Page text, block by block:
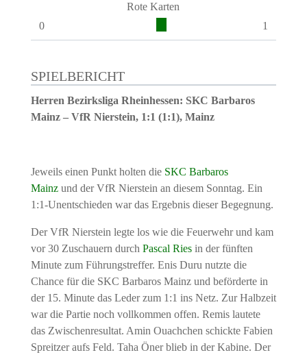
Rote Karten
0
1
SPIELBERICHT
Herren Bezirksliga Rheinhessen: SKC Barbaros
Mainz – VfR Nierstein, 1:1 (1:1), Mainz
Jeweils einen Punkt holten die SKC Barbaros
Mainzund der VfR Nierstein an diesem Sonntag. Ein
1:1-Unentschieden war das Ergebnis dieser Begegnung.
Der VfR Nierstein legte los wie die Feuerwehr und kam
vor 30 Zuschauern durch Pascal Riesin der fünften
Minute zum Führungstreffer. Enis Duru nutzte die
Chance für die SKC Barbaros Mainz und beförderte in
der 15. Minute das Leder zum 1:1 ins Netz. Zur Halbzeit
war die Partie noch vollkommen offen. Remis lautete
das Zwischenresultat. Amin Ouachchen schickte Fabien
Spreitzer aufs Feld. Taha Öner blieb in der Kabine. Der